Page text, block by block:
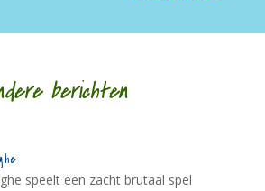
berichten
speelt een zacht brutaal spel